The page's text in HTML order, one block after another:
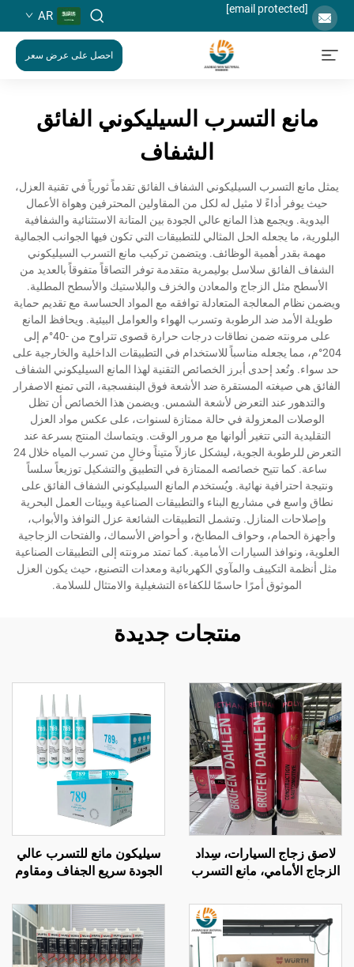
[email protected]
AR
احصل على عرض سعر
مانع التسرب السيليكوني الفائق
الشفاف
يمثل مانع التسرب السيليكوني الشفاف الفائق تقدماً ثورياً في تقنية العزل،
حيث يوفر أداءً لا مثيل له لكل من المقاولين المحترفين وهواة الأعمال
اليدوية. ويجمع هذا المانع عالي الجودة بين المتانة الاستثنائية والشفافية
البلورية، ما يجعله الحل المثالي للتطبيقات التي تكون فيها الجوانب الجمالية
مهمة بقدر أهمية الوظائف. ويتضمن تركيب مانع التسرب السيليكوني
الشفاف الفائق سلاسل بوليمرية متقدمة توفر التصاقاً متفوقاً بالعديد من
الأسطح مثل الزجاج والمعادن والخزف والبلاستيك والأسطح المطلية.
ويضمن نظام المعالجة المتعادلة توافقه مع المواد الحساسة مع تقديم حماية
طويلة الأمد ضد الرطوبة وتسرب الهواء والعوامل البيئية. ويحافظ المانع
على مرونته ضمن نطاقات درجات حرارة قصوى تتراوح من -40°م إلى
204°م، مما يجعله مناسباً للاستخدام في التطبيقات الداخلية والخارجية على
حد سواء. وتُعد إحدى أبرز الخصائص التقنية لهذا المانع السيليكوني الشفاف
الفائق هي صيغته المستقرة ضد الأشعة فوق البنفسجية، التي تمنع الاصفرار
والتدهور عند التعرض لأشعة الشمس. ويضمن هذا الخصائص أن تظل
الوصلات المعزولة في حالة ممتازة لسنوات، على عكس مواد العزل
التقليدية التي تتغير ألوانها مع مرور الوقت. ويتماسك المنتج بسرعة عند
التعرض للرطوبة الجوية، ليشكل عازلاً متيناً وخالٍ من تسرب المياه خلال 24
ساعة. كما تتيح خصائصه الممتازة في التطبيق والتشكيل توزيعاً سلساً
ونتيجة احترافية نهائية. ويُستخدم المانع السيليكوني الشفاف الفائق على
نطاق واسع في مشاريع البناء والتطبيقات الصناعية وبيئات العمل البحرية
وإصلاحات المنازل. وتشمل التطبيقات الشائعة عزل النوافذ والأبواب،
وأجهزة الحمام، وحواف المطابخ، و أحواض الأسماك، والفتحات الزجاجية
العلوية، ونوافذ السيارات الأمامية. كما تمتد مرونته إلى التطبيقات الصناعية
مثل أنظمة التكييف والمآوي الكهربائية ومعدات التصنيع، حيث يكون العزل
الموثوق أمرًا حاسمًا للكفاءة التشغيلية والامتثال للسلامة.
منتجات جديدة
لاصق زجاج السيارات، سِداد
الزجاج الأمامي، مانع التسرب
يوريثان حجم 300 مل
سيليكون مانع للتسرب عالي
الجودة سريع الجفاف ومقاوم
سيليكون محايد متعدد
الأغراض 100% سيليكون